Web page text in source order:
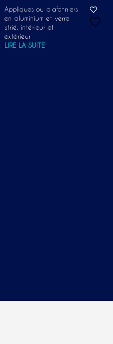
Appliques ou plafonniers
en aluminium et verre
strié, intérieur et
extérieur
LIRE LA SUITE